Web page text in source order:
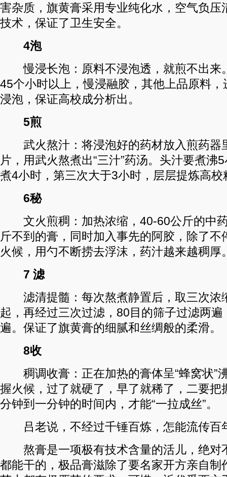
害杂质，旗黄膏采用专业纯化水，空气负压
技术，保证了卫生安全。
4泡
慢浸长泡：原料不浸泡透，就煎不出来
45个小时以上，慢浸融胶，其他上品原料
浸泡，保证高校成分析出。
5煎
武火熬汁：将浸泡好的药材放入煎药器
片，用武火熬煮出“三汁”药汤。头汁要煮沸
煮4小时，第三次大于3小时，层层提炼高校
6秘
文火煎稠：加热浓缩，40-60公斤的中
斤不到的膏，同时加入事先的阿胶，除了不
火候，用勺不断捞去浮沫，药汁越来越稠厚
7 滤
滤清提髓：每次熬煮静置后，取三次浓
起，再经过三次过滤，80目的筛子过滤两
遍。保证了旗黄膏的细腻和丝绸般的柔滑。
8收
稠调收膏：正在加热的膏体呈“蜂窝状”
握火候，过了就硬了，早了就稀了，二要把
分钟到一分钟的时间内，才能“一拉成丝”。
吕老说，不经过千锤百炼，怎能流传百
熬膏是一项极有技术含量的活儿，绝对
都能干的，极品膏滋除了要名家开方亲自制